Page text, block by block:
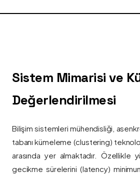
Sistem Mimarisi ve
Değerlendirilmesi
Bilişim sistemleri mühendisliği,
tabanı kümeleme (clustering)
arasında yer almaktadır. Özellikle
gecikme sürelerini (latency)